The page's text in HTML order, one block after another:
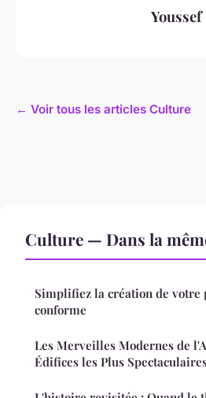
Youssef
← Voir tous les articles Culture
Culture — Dans la
Simplifiez la création de votre
conforme
Les Merveilles Modernes de
Édifices les Plus